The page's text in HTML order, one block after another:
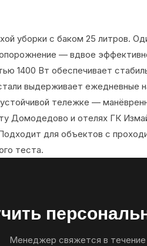
уборки с баком 25 литров.
— вдвое
1400 Вт обеспечивает
выдерживает ежедневные
тележке —
Домодедово и отелях ГК
для объектов с
теста.
Менеджер свяжется в течение